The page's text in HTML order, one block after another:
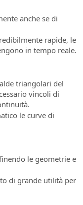
anche se di
rapide, le
in tempo reale.
triangolari del
vincoli di
le curve di
le geometrie e
di grande utilità per